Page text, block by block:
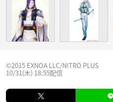
©2015 EXNOA LLC/NITRO PLUS
10/31(木) 18:55配信